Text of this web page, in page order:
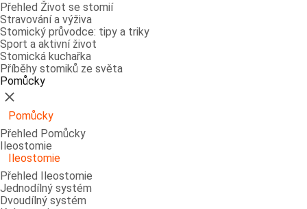
Přehled Život se stomií
Stravování a výživa
Stomický průvodce: tipy a triky
Sport a aktivní život
Stomická kuchařka
Příběhy stomiků ze světa
Pomůcky
Zavřít
Pomůcky
Přehled Pomůcky
Ileostomie
Ileostomie
Přehled Ileostomie
Jednodílný systém
Dvoudílný systém